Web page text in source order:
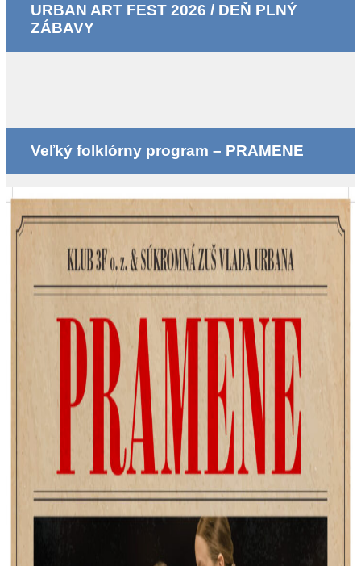
URBAN ART FEST 2026 / DEŇ PLNÝ
ZÁBAVY
Veľký folklórny program – PRAMENE